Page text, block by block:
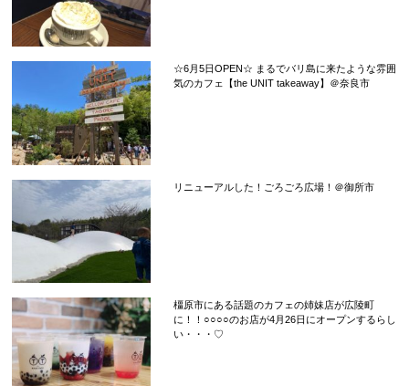
☆6月5日OPEN☆ まるでバリ島に来たような雰囲
気のカフェ【the UNIT takeaway】＠奈良市
リニューアルした！ごろごろ広場！＠御所市
橿原市にある話題のカフェの姉妹店が広陵町
に！！○○○○のお店が4月26日にオープンするらし
い・・・♡